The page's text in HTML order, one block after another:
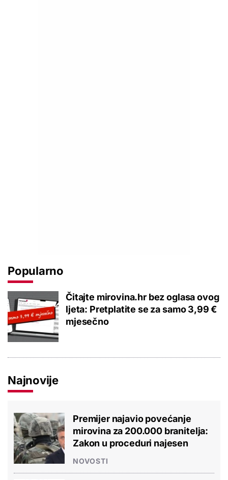
Popularno
Čitajte mirovina.hr bez oglasa ovog
ljeta: Pretplatite se za samo 3,99 €
mjesečno
Najnovije
Premijer najavio povećanje
mirovina za 200.000 branitelja:
Zakon u proceduri najesen
NOVOSTI